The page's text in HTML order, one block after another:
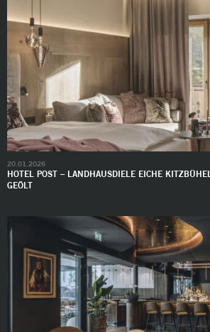
HOTEL POST – LANDHAUSDIELE EICHE
GEÖLT
20.01.2026